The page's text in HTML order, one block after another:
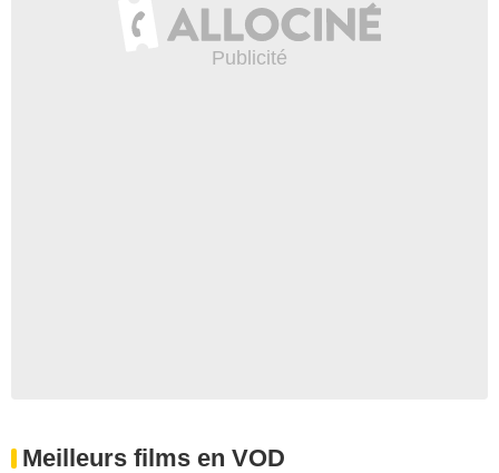
Meilleurs films en VOD